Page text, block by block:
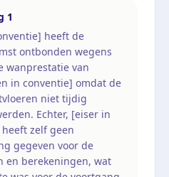
1
heeft de
ontbonden wegens
wanprestatie van
in conventie] omdat de
niet tijdig
Echter, [eiser in
zelf geen
gegeven voor de
en berekeningen, wat